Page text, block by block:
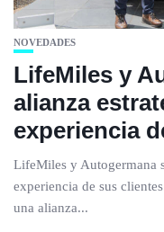
NOVEDADES
LifeMiles y
alianza
experiencia
LifeMiles y Autogermana
experiencia de sus
una alianza...